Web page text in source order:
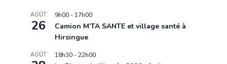
AOÛT
26
9h00 - 17h00
Camion M’TA SANTE et village santé à
Hirsingue
AOÛT 18h30 -22h00